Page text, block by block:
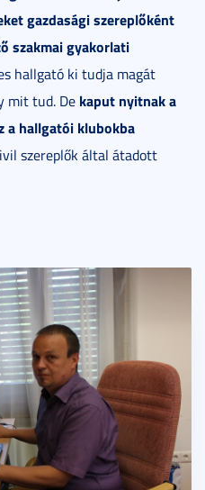
gazdasági szereplőként
szakmai gyakorlati
hallgató ki tudja magát
mit tud. De kaput nyitnak a
a hallgatói klubokba
szereplők által átadott